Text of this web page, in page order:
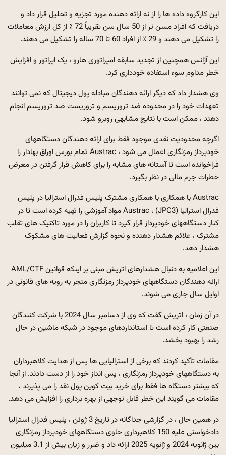
این کارگروه داده ها را از نه ارائه دهنده مورد تجزیه و تحلیل قرار داد و
دریافت که افراد مسن تر از 50 سال سن تقریباً 72 ٪ از کل ارزش معاملات
را تشکیل می دهند و 29 ٪ از افراد 60 تا 70 ساله را تشکیل می دهند.
این آژانس همچنین از تجدید سابقه امپراتوری هارو ، یک اپراتور و افزایش
خطر مداوم سوء استفاده خودداری کرد.
وی هشدار داد که دیگر ارائه دهندگان مبادله پول دیجیتال که نمی توانند
تعهدات خود را در محدوده ضد تروریسم و ​​تروریست ضد تروریسم انجام
دهند ، ممکن است با نتایج مشابهی روبرو شود.
اگرچه محدودیت نقدی موجود فقط برای ارائه دهندگان دستگاههای
خودپرداز رمزنگاری اعمال می شود ، Austrac تمام بورس اوراق بهادار را
فراخوانده است تا آستانه های مشابه را برای کاهش قرار گرفتن در معرض
خطرات جرم مالی در نظر بگیرد.
Austrac با همکاری با همکاری مشترک پلیس فدرال استرالیا در پلیس
فدرال استرالیا (JPC3) ، Austrac مواد آموزشی را تهیه کرده است تا در
کنار دستگاههای خودپرداز قرار گیرد تا کاربران را در مورد تاکتیک های تقلب
مشترک ، علائم هشدار دهنده و نحوه گزارش فعالیت های مشکوک
هشدار دهد.
این اعلامیه به دنبال هشدارهای اتریش مبنی بر اینکه قوانین AML/CTF
ارائه دهندگان دستگاههای خودپرداز رمزنگاری منجر به رویه های قانونی در
اوایل سال جاری می شوند.
در آن زمان ، اتریش گفت که وی از دسامبر سال 2024 با شرکت کنندگان
صنعتی کار کرده است تا استانداردهای موجود در شبکه ماشین در حال
رشد را بهبود بخشد.
مقامات تأکید کردند که برخی از استرالیایی ها پس از هدایت کلاهبرداران
به دستگاههای خودپرداز رمزنگاری ، پس انداز خود را از دست دادند. از آنجا
که بیشتر دستگاه ها فقط برای خرید بیت کوین پول نقد را می پذیرند ،
مقامات می گویند این خطر قابل توجهی از بهره برداری را افزایش می دهد.
در همین حال ، در گزارشی جداگانه در تاریخ 3 ژوئن ، پلیس فدرال استرالیا
دادخواستی علیه 150 کلاهبرداری حاوی دستگاههای خودپرداز رمزنگاری
بین ژانویه 2024 و ژانویه 2025 ارائه داد و ضرر و زیان بیش از 3.1 میلیون